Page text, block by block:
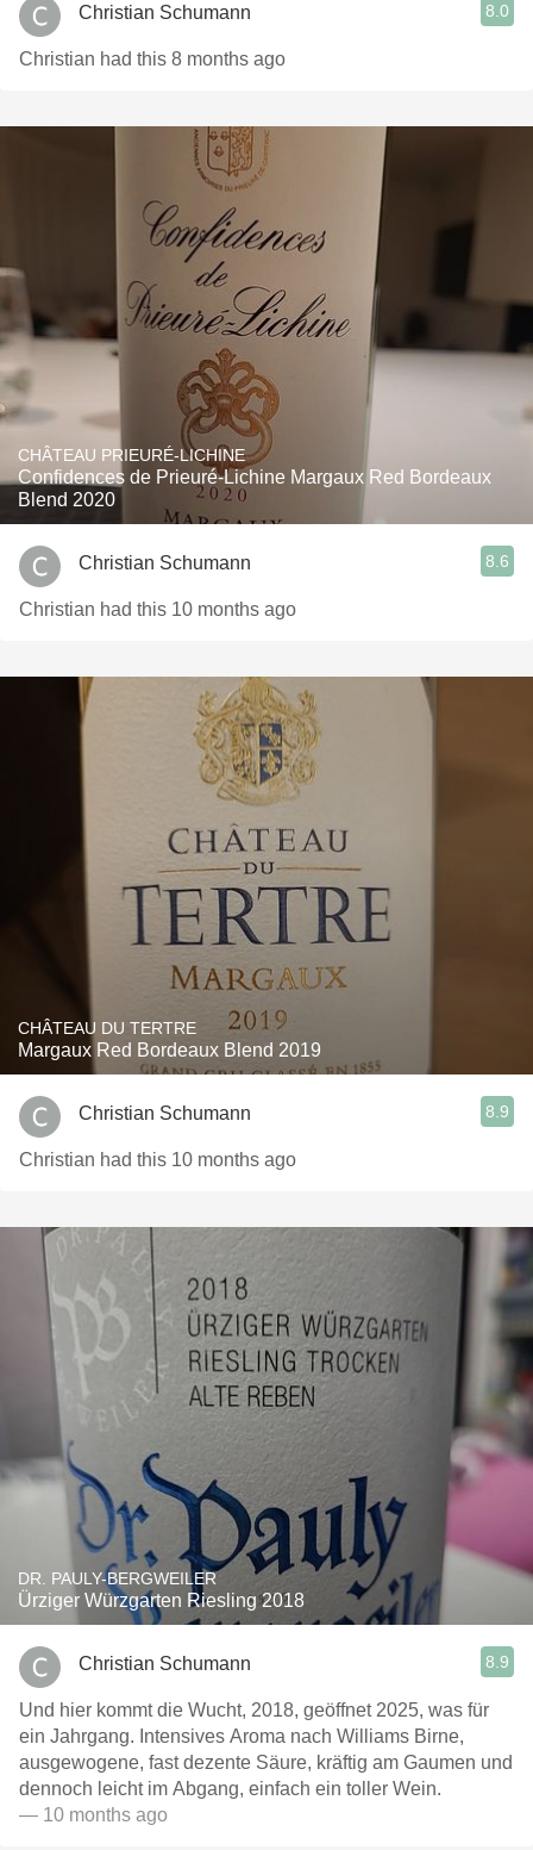
Christian Schumann 8.0
Christian had this 8 months ago
CHÂTEAU PRIEURÉ-LICHINE
Confidences de Prieuré-Lichine Margaux Red Bordeaux
Blend 2020
Christian Schumann 8.6
Christian had this 10 months ago
CHÂTEAU DU TERTRE
Margaux Red Bordeaux Blend 2019
Christian Schumann 8.9
Christian had this 10 months ago
DR. PAULY-BERGWEILER
Ürziger Würzgarten Riesling 2018
Christian Schumann 8.9
Und hier kommt die Wucht, 2018, geöffnet 2025, was für
ein Jahrgang. Intensives Aroma nach Williams Birne,
ausgewogene, fast dezente Säure, kräftig am Gaumen und
dennoch leicht im Abgang, einfach ein toller Wein.
— 10 months ago